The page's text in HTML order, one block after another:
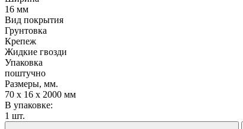
16 мм
Вид покрытия
Грунтовка
Крепеж
Жидкие гвозди
Упаковка
поштучно
Размеры, мм.
70 х 16 х 2000 мм
В упаковке:
1 шт.